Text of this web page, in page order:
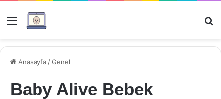
Menü
Anasayfa /Genel
Baby Alive Bebek